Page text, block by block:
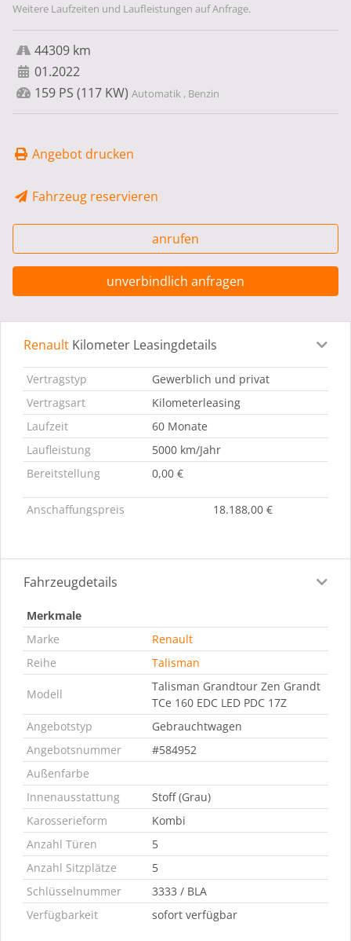
Weitere Laufzeiten und Laufleistungen auf Anfrage.
44309 km
01.2022
159 PS (117 KW) Automatik , Benzin
Angebot drucken
Fahrzeug reservieren
anrufen
unverbindlich anfragen
Leasingdetails Fahrzeugdetails
Renault Kilometer Leasingdetails
Vertragstyp
Gewerblich und privat
Vertragsart
Kilometerleasing
Laufzeit
60 Monate
Laufleistung
5000 km/Jahr
Bereitstellung
0,00 €
Anschaffungspreis 18.188,00 €
Fahrzeugdetails
Merkmale
Marke
Renault
Reihe
Talisman
Modell
Talisman Grandtour Zen Grandt
TCe 160 EDC LED PDC 17Z
Angebotstyp
Gebrauchtwagen
Angebotsnummer
#584952
Außenfarbe
Innenausstattung
Stoff (Grau)
Karosserieform
Kombi
Anzahl Türen
5
Anzahl Sitzplätze
5
Schlüsselnummer
3333 / BLA
Verfügbarkeit
sofort verfügbar